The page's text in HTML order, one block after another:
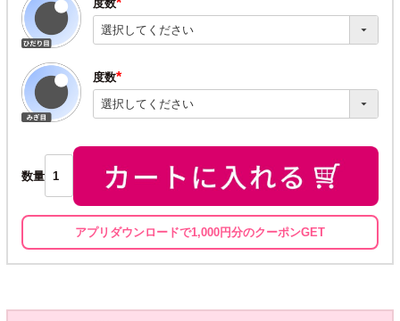
度数
(必
須)
度数
(必
須)
数量
アプリダウンロードで1,000円分のクーポンGET